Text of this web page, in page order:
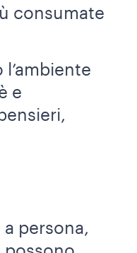
consumate
e
persona,